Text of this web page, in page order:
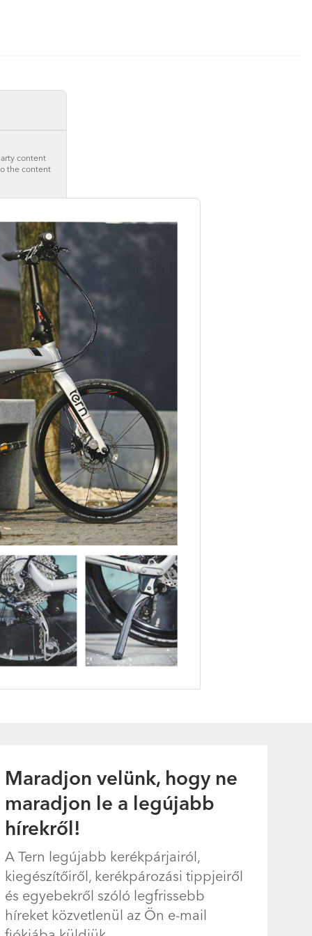
content
the content
Maradjon velünk, hogy ne
maradjon le a legújabb
hírekről!
A Tern legújabb kerékpárjairól,
kiegészítőiről, kerékpározási tippjeiről
és egyebekről szóló legfrissebb
híreket közvetlenül az Ön e-mail